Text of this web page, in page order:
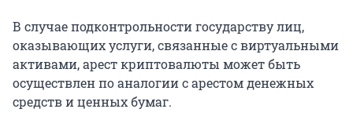
В случае подконтрольности государству лиц,
оказывающих услуги, связанные с виртуальными
активами, арест криптовалюты может быть
осуществлен по аналогии с арестом денежных
средств и ценных бумаг.